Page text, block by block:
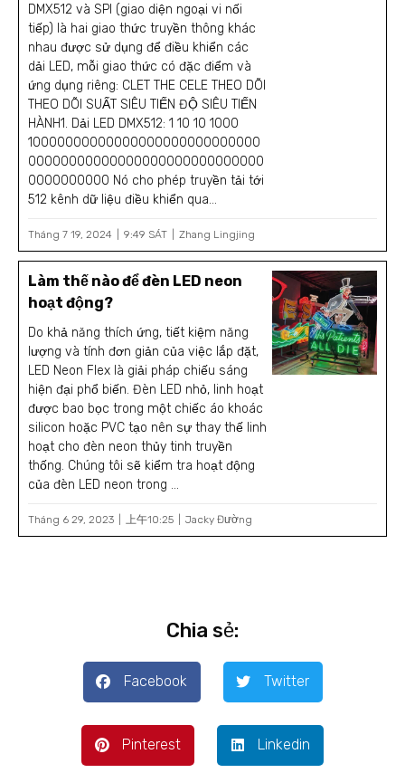
DMX512 và SPI (giao diện ngoại vi nối
tiếp) là hai giao thức truyền thông khác
nhau được sử dụng để điều khiển các
dải LED, mỗi giao thức có đặc điểm và
ứng dụng riêng: CLET THE CELE THEO DÕI
THEO DÕI SUẤT SIÊU TIẾN ĐỘ SIÊU TIẾN
HÀNH1. Dải LED DMX512: 1 10 10 1000
10000000000000000000000000000
00000000000000000000000000000
0000000000 Nó cho phép truyền tải tới
512 kênh dữ liệu điều khiển qua...
Tháng 7 19, 2024 9:49 SÁT Zhang Lingjing
Làm thế nào để đèn LED neon
hoạt động?
Do khả năng thích ứng, tiết kiệm năng
lượng và tính đơn giản của việc lắp đặt,
LED Neon Flex là giải pháp chiếu sáng
hiện đại phổ biến. Đèn LED nhỏ, linh hoạt
được bao bọc trong một chiếc áo khoác
silicon hoặc PVC tạo nên sự thay thế linh
hoạt cho đèn neon thủy tinh truyền
thống. Chúng tôi sẽ kiểm tra hoạt động
của đèn LED neon trong ...
Tháng 6 29, 2023 上午10:25 Jacky Đường
Chia sẻ:
Facebook Twitter
Pinterest Linkedin